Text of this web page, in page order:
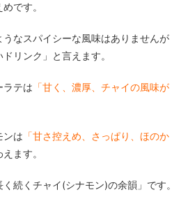
です。
なスパイシーな風味はありませんが
リンク」と言えます。
ラテは 「甘く、濃厚、チャイの風味が
ンは 「甘さ控えめ、さっぱり、ほのか
ます。
続くチャイ(シナモン)の余韻」です。